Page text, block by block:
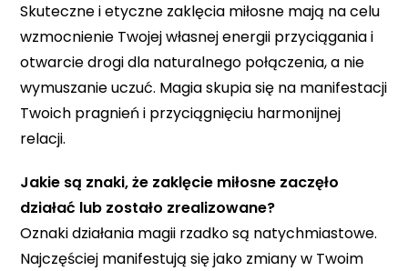
Skuteczne i etyczne zaklęcia miłosne mają na celu
wzmocnienie Twojej własnej energii przyciągania i
otwarcie drogi dla naturalnego połączenia, a nie
wymuszanie uczuć. Magia skupia się na manifestacji
Twoich pragnień i przyciągnięciu harmonijnej
relacji.
Jakie są znaki, że zaklęcie miłosne zaczęło
działać lub zostało zrealizowane?
Oznaki działania magii rzadko są natychmiastowe.
Najczęściej manifestują się jako zmiany w Twoim